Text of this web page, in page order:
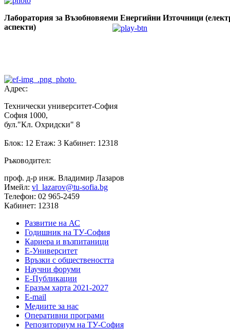
Лаборатория за Възобновяеми Енергийни Източници
аспекти)
Адрес:
Технически университет-София
София 1000,
бул."Кл. Охридски" 8
Блок: 12 Етаж: 3 Кабинет: 12318
Ръководител:
проф. д-р инж. Владимир Лазаров
Имейл: vl_lazarov@tu-sofia.bg
Телефон: 02 965-2459
Кабинет: 12318
Развитие на АС
Годишник на ТУ-София
Кариера и възпитаници
Е-Университет
Връзки с обществеността
Научни форуми
Е-Публикации
Еразъм харта 2021-2027
E-mail
Медиите за нас
Оперативни програми
Репозиториум на ТУ-София